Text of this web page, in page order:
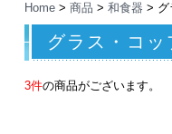
Home > 商品 > 和食器 >
グラス・コッ
3件の商品がございます。